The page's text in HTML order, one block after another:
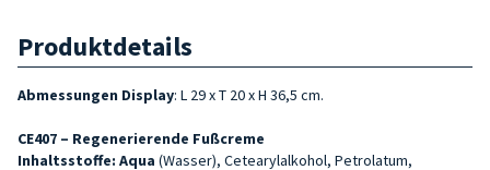
Produktdetails
Abmessungen Display: L 29 x T 20 x H 36,5 cm.
CE407 – Regenerierende Fußcreme
Inhaltsstoffe: Aqua (Wasser), Cetearylalkohol, Petrolatum,